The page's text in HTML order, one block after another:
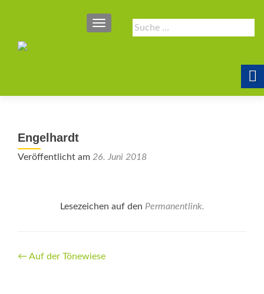
Suche
nach:
SCHALTE NAVIGATION
Engelhardt
Veröffentlicht am 26. Juni 2018
Lesezeichen auf den Permanentlink.
Beitrags-
← Auf der Tönewiese